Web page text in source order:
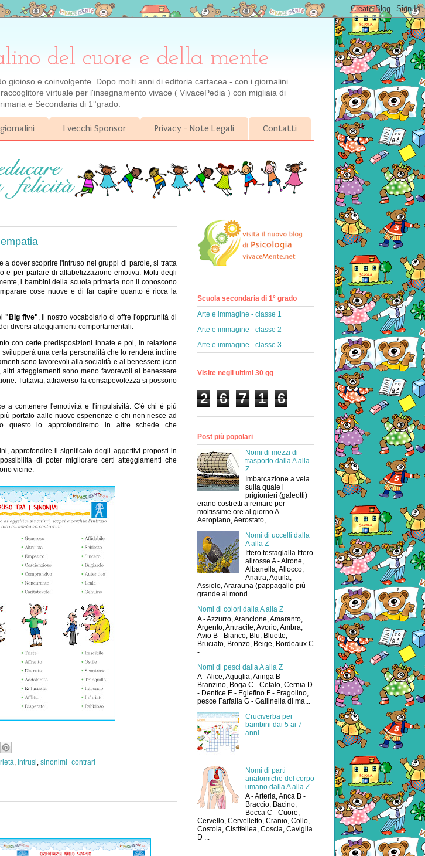
del cuore e della mente
gioioso e coinvolgente. Dopo molti anni di editoria cartacea - con i giornalini
virtuale per l'insegnamento vivace ( VivacePedia ) con migliaia di
e Secondaria di 1°grado.
I vecchi Sponsor Privacy - Note Legali Contatti
a dover scoprire l'intruso nei gruppi di parole, si tratta
e per parlare di alfabetizzazione emotiva. Molti degli
i bambini della scuola primaria non li conoscono
cose nuove e di far capire quanto è ricca la
"Big five", il nostro vocabolario ci offre l'opprtunità di
diversi atteggiamenti comportamentali.
con certe predisposizioni innate e poi, in relazione
una certa personalità che lo renderà incline
sono favorevoli alla socialità e al benessere (con
atteggiamenti sono meno favorevoli al benessere
Tuttavia, attraverso la consapevolezza si possono
a contenere l'emotività e l'impulsività. C'è chi è più
portato aalle nuove esperienze e chi non riesce ad
questo lo approfondiremo in altre schede che
approfondire il significato degli aggettivi proposti in
di poter migliorare certi atteggiamenti che
vicine.
, intrusi, sinonimi_contrari
Scuola secondaria di 1° grado
Arte e immagine - classe 1
Arte e immagine - classe 2
Arte e immagine - classe 3
Visite negli ultimi 30 gg
2 6 7 1 6
Post più popolari
Nomi di mezzi di
trasporto dalla A alla
Z
Imbarcazione a vela
sulla quale i
prigionieri (galeotti)
erano costretti a remare per
moltissime ore al giorno A -
Aeroplano, Aerostato,...
Nomi di uccelli dalla
A alla Z
Ittero testagialla Ittero
alirosse A - Airone,
Albanella, Allocco,
Anatra, Aquila,
Assiolo, Ararauna (pappagallo più
grande al mond...
Nomi di colori dalla A alla Z
A - Azzurro, Arancione, Amaranto,
Argento, Antracite, Avorio, Ambra,
Avio B - Bianco, Blu, Bluette,
Bruciato, Bronzo, Beige, Bordeaux C
- ...
Nomi di pesci dalla A alla Z
A - Alice, Aguglia, Aringa B -
Branzino, Boga C - Cefalo, Cernia D
- Dentice E - Eglefino F - Fragolino,
pesce Farfalla G - Gallinella di ma...
Cruciverba per
bambini dai 5 ai 7
anni
Nomi di parti
anatomiche del corpo
umano dalla A alla Z
A - Arteria, Anca B -
Braccio, Bacino,
Bocca C - Cuore,
Cervello, Cervelletto, Cranio, Collo,
Costola, Cistifellea, Coscia, Caviglia
D ...